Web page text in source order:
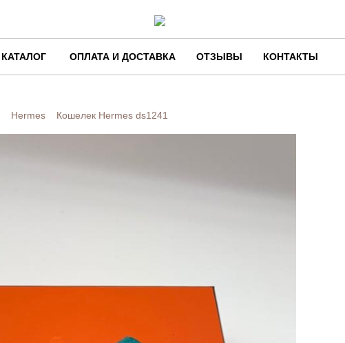
КАТАЛОГ ОПЛАТА И ДОСТАВКА ОТЗЫВЫ КОНТАКТЫ
Hermes Кошелек Hermes ds1241